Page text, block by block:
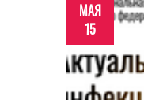
МАЯ
15